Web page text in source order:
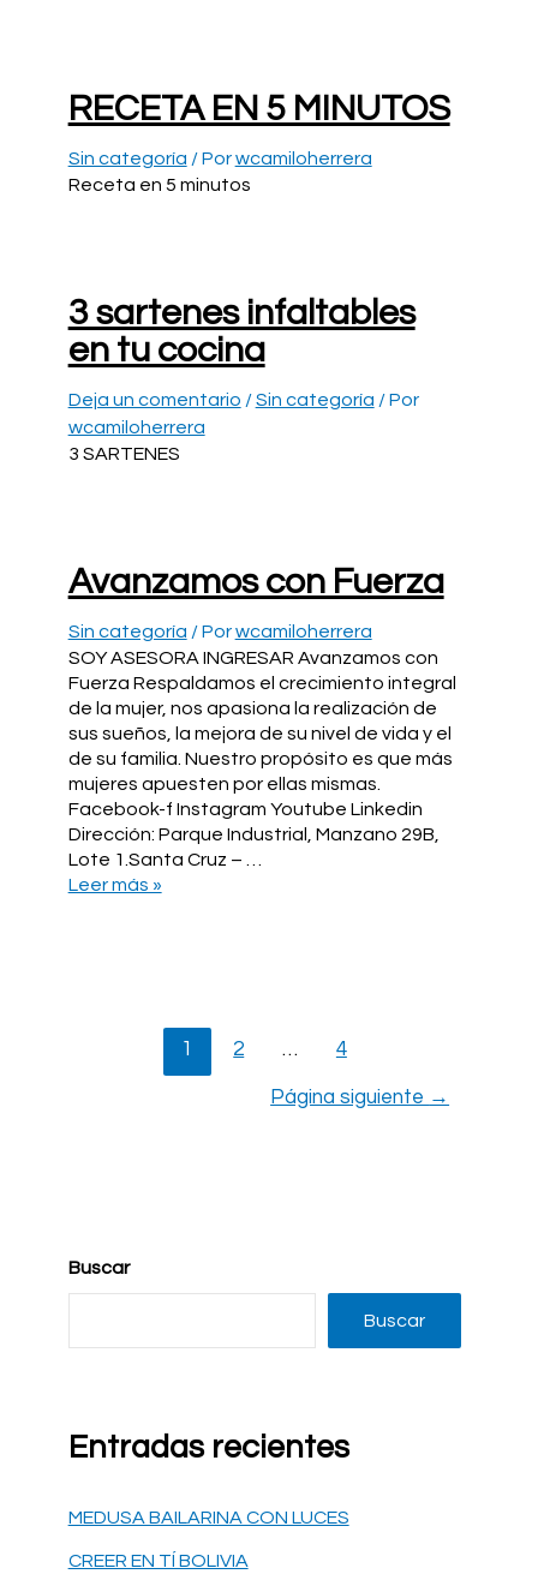
RECETA EN 5 MINUTOS
Sin categoría / Porwcamiloherrera
Receta en 5 minutos
3 sartenes infaltables
en tu cocina
Deja un comentario /Sin categoría / Por
wcamiloherrera
3 SARTENES
Avanzamos con Fuerza
Sin categoría / Porwcamiloherrera
SOY ASESORA INGRESAR Avanzamos con
Fuerza Respaldamos el crecimiento integral
de la mujer, nos apasiona la realización de
sus sueños, la mejora de su nivel de vida y el
de su familia. Nuestro propósito es que más
mujeres apuesten por ellas mismas.
Facebook-f Instagram Youtube Linkedin
Dirección: Parque Industrial, Manzano 29B,
Lote 1.Santa Cruz – …
Avanzamos
Leer más »
1 2 … 4
Página siguiente →
Buscar
Buscar
Entradas recientes
MEDUSA BAILARINA CON LUCES
CREER EN TÍ BOLIVIA